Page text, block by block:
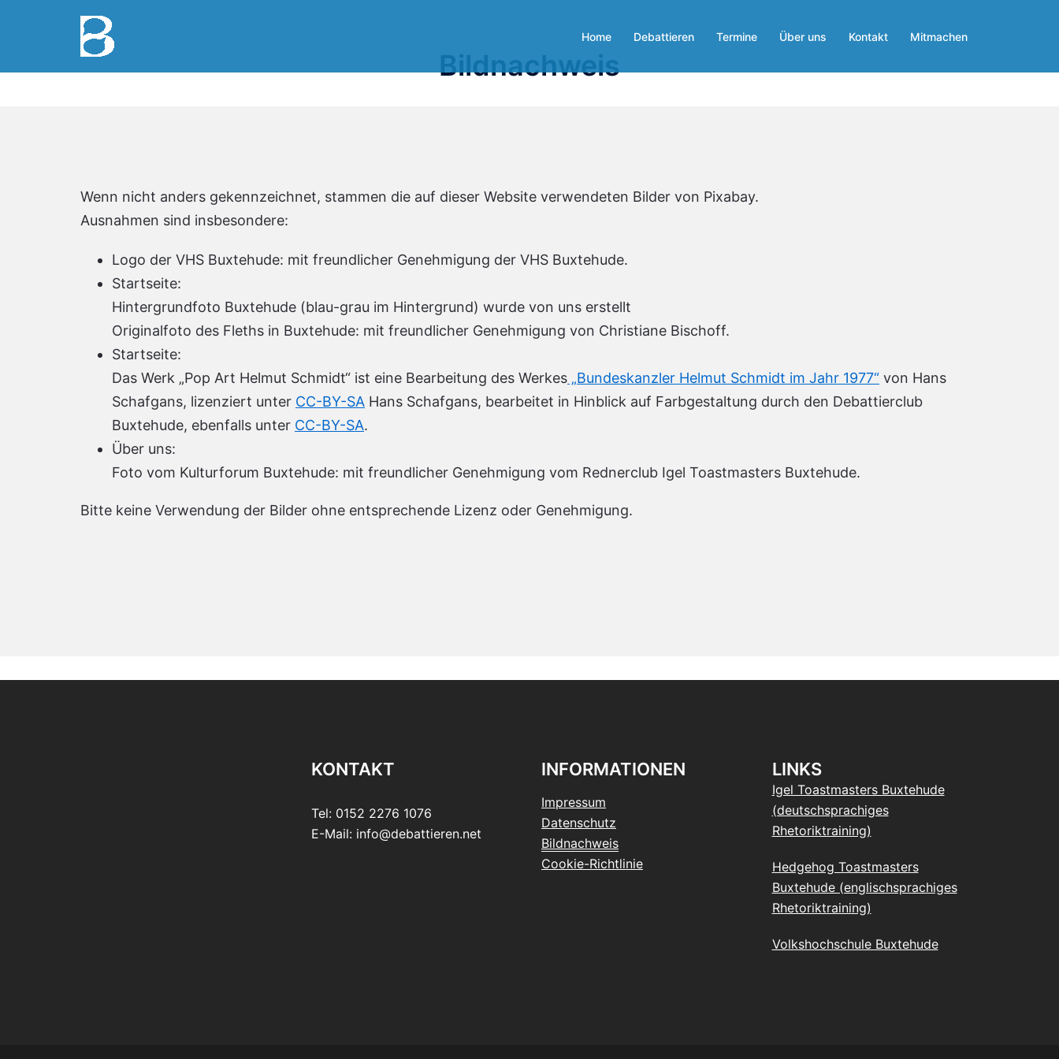
Home Debattieren Termine Über uns Kontakt Mitmachen
Bildnachweis
Wenn nicht anders gekennzeichnet, stammen die auf dieser Website verwendeten Bilder von Pixabay.
Ausnahmen sind insbesondere:
Logo der VHS Buxtehude: mit freundlicher Genehmigung der VHS Buxtehude.
Startseite:
Hintergrundfoto Buxtehude (blau-grau im Hintergrund) wurde von uns erstellt
Originalfoto des Fleths in Buxtehude: mit freundlicher Genehmigung von Christiane Bischoff.
Startseite:
Das Werk „Pop Art Helmut Schmidt“ ist eine Bearbeitung des Werkes „Bundeskanzler Helmut Schmidt im Jahr 1977“ von Hans
Schafgans, lizenziert unter CC-BY-SA Hans Schafgans, bearbeitet in Hinblick auf Farbgestaltung durch den Debattierclub
Buxtehude, ebenfalls unter CC-BY-SA.
Über uns:
Foto vom Kulturforum Buxtehude: mit freundlicher Genehmigung vom Rednerclub Igel Toastmasters Buxtehude.
Bitte keine Verwendung der Bilder ohne entsprechende Lizenz oder Genehmigung.
KONTAKT
Tel: 0152 2276 1076
E-Mail: info@debattieren.net
INFORMATIONEN
Impressum
Datenschutz
Bildnachweis
Cookie-Richtlinie
LINKS
Igel Toastmasters Buxtehude
(deutschsprachiges
Rhetoriktraining)
Hedgehog Toastmasters
Buxtehude (englischsprachiges
Rhetoriktraining)
Volkshochschule Buxtehude